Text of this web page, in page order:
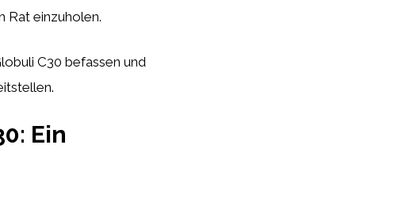
Rat einzuholen.
C30 befassen und
Ein